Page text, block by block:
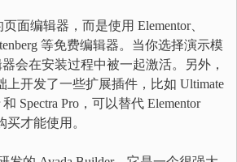
面编辑器，而是使用 Elementor、
等免费编辑器。当你选择演示模
会在安装过程中被一起激活。另外，
上开发了一些扩展插件，比如 Ultimate
Spectra Pro，可以替代 Elementor
买才能使用。